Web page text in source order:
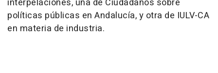
interpelaciones, una de Ciudadanos sobre
políticas públicas en Andalucía, y otra de IULV-CA
en materia de industria.